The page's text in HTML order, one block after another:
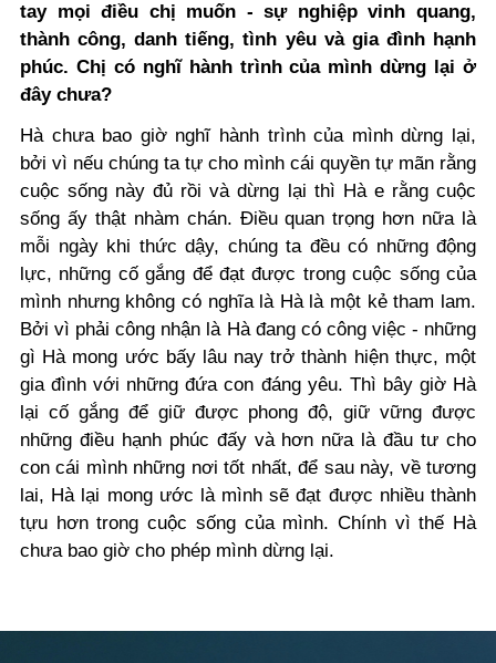
tay mọi điều chị muốn - sự nghiệp vinh quang,
thành công, danh tiếng, tình yêu và gia đình hạnh
phúc. Chị có nghĩ hành trình của mình dừng lại ở
đây chưa?
Hà chưa bao giờ nghĩ hành trình của mình dừng lại,
bởi vì nếu chúng ta tự cho mình cái quyền tự mãn rằng
cuộc sống này đủ rồi và dừng lại thì Hà e rằng cuộc
sống ấy thật nhàm chán. Điều quan trọng hơn nữa là
mỗi ngày khi thức dậy, chúng ta đều có những động
lực, những cố gắng để đạt được trong cuộc sống của
mình nhưng không có nghĩa là Hà là một kẻ tham lam.
Bởi vì phải công nhận là Hà đang có công việc - những
gì Hà mong ước bấy lâu nay trở thành hiện thực, một
gia đình với những đứa con đáng yêu. Thì bây giờ Hà
lại cố gắng để giữ được phong độ, giữ vững được
những điều hạnh phúc đấy và hơn nữa là đầu tư cho
con cái mình những nơi tốt nhất, để sau này, về tương
lai, Hà lại mong ước là mình sẽ đạt được nhiều thành
tựu hơn trong cuộc sống của mình. Chính vì thế Hà
chưa bao giờ cho phép mình dừng lại.